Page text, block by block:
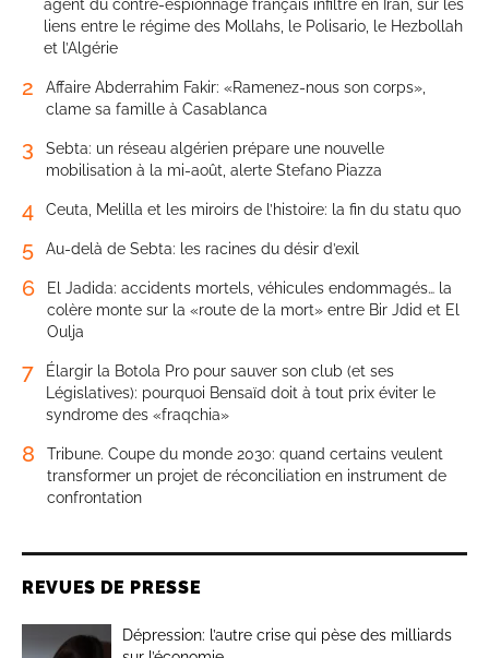
agent du contre-espionnage français infiltré en Iran, sur les
liens entre le régime des Mollahs, le Polisario, le Hezbollah
et l’Algérie
2
Affaire Abderrahim Fakir: «Ramenez-nous son corps»,
clame sa famille à Casablanca
3
Sebta: un réseau algérien prépare une nouvelle
mobilisation à la mi-août, alerte Stefano Piazza
4 Ceuta, Melilla et les miroirs de l’histoire: la fin du statu quo
5 Au-delà de Sebta: les racines du désir d’exil
6
El Jadida: accidents mortels, véhicules endommagés… la
colère monte sur la «route de la mort» entre Bir Jdid et El
Oulja
7
Élargir la Botola Pro pour sauver son club (et ses
Législatives): pourquoi Bensaïd doit à tout prix éviter le
syndrome des «fraqchia»
8
Tribune. Coupe du monde 2030: quand certains veulent
transformer un projet de réconciliation en instrument de
confrontation
REVUES DE PRESSE
Dépression: l’autre crise qui pèse des milliards